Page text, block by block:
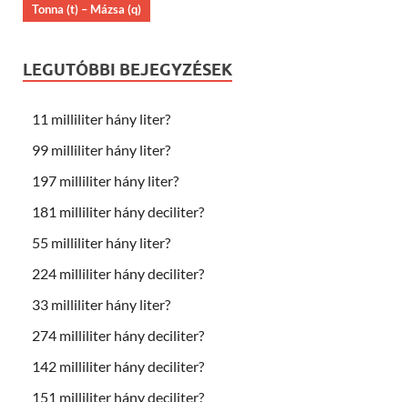
Tonna (t) – Mázsa (q)
LEGUTÓBBI BEJEGYZÉSEK
11 milliliter hány liter?
99 milliliter hány liter?
197 milliliter hány liter?
181 milliliter hány deciliter?
55 milliliter hány liter?
224 milliliter hány deciliter?
33 milliliter hány liter?
274 milliliter hány deciliter?
142 milliliter hány deciliter?
151 milliliter hány deciliter?